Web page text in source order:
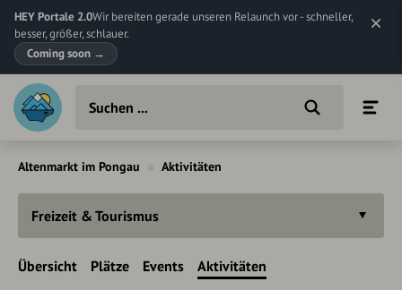
HEY Portale 2.0Wir bereiten gerade unseren Relaunch vor - schneller,
besser, größer, schlauer.
Coming soon →
Altenmarkt im Pongau Aktivitäten
Freizeit & Tourismus
Übersicht Plätze Events Aktivitäten